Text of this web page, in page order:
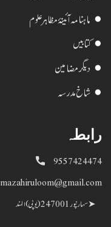
ماہنامہ آئینۂ مظاہر علوم
کتابیں
دیگر مضامین
شاخ مدرسہ
رابطہ
9557424474
mazahiruloom@gmail.com
➤سہارنپور 247001 (یو پی) الہند